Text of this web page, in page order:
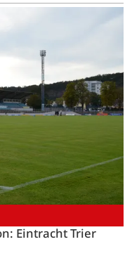
Eintracht Trier